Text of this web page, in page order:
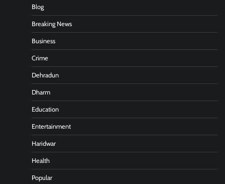
Blog
Breaking News
Business
Crime
Dehradun
Dharm
Education
Entertainment
Haridwar
Health
Popular